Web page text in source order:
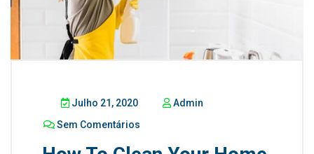
Julho 21, 2020
Admin
Sem Comentários